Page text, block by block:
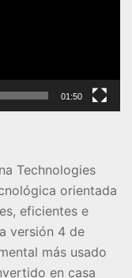
01:50
Technologies
orientada
eficientes e
versión 4 de
más usado
en casa